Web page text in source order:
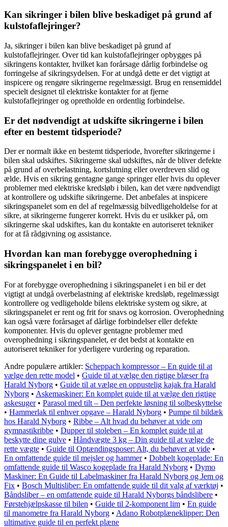
Kan sikringer i bilen blive beskadiget på grund af
kulstofaflejringer?
Ja, sikringer i bilen kan blive beskadiget på grund af
kulstofaflejringer. Over tid kan kulstofaflejringer opbygges på
sikringens kontakter, hvilket kan forårsage dårlig forbindelse og
forringelse af sikringsydelsen. For at undgå dette er det vigtigt at
inspicere og rengøre sikringerne regelmæssigt. Brug en rensemiddel
specielt designet til elektriske kontakter for at fjerne
kulstofaflejringer og opretholde en ordentlig forbindelse.
Er det nødvendigt at udskifte sikringerne i bilen
efter en bestemt tidsperiode?
Der er normalt ikke en bestemt tidsperiode, hvorefter sikringerne i
bilen skal udskiftes. Sikringerne skal udskiftes, når de bliver defekte
på grund af overbelastning, kortslutning eller overdreven slid og
ælde. Hvis en sikring gentagne gange springer eller hvis du oplever
problemer med elektriske kredsløb i bilen, kan det være nødvendigt
at kontrollere og udskifte sikringerne. Det anbefales at inspicere
sikringspanelet som en del af regelmæssig bilvedligeholdelse for at
sikre, at sikringerne fungerer korrekt. Hvis du er usikker på, om
sikringerne skal udskiftes, kan du kontakte en autoriseret tekniker
for at få rådgivning og assistance.
Hvordan kan man forebygge overophedning i
sikringspanelet i en bil?
For at forebygge overophedning i sikringspanelet i en bil er det
vigtigt at undgå overbelastning af elektriske kredsløb, regelmæssigt
kontrollere og vedligeholde bilens elektriske system og sikre, at
sikringspanelet er rent og frit for snavs og korrosion. Overophedning
kan også være forårsaget af dårlige forbindelser eller defekte
komponenter. Hvis du oplever gentagne problemer med
overophedning i sikringspanelet, er det bedst at kontakte en
autoriseret tekniker for yderligere vurdering og reparation.
Andre populære artikler: Scheppach kompressor – En guide til at
vælge den rette model • Guide til at vælge den rigtige blæser fra
Harald Nyborg • Guide til at vælge en oppustelig kajak fra Harald
Nyborg • Askemaskiner: En komplet guide til at vælge den rigtige
askesuger• Parasol med tilt – Den perfekte løsning til solbeskyttelse
• Hammerlak til enhver opgave – Harald Nyborg • Pumpe til bildæk
hos Harald Nyborg • Ribbe – Alt hvad du behøver at vide om
gymnastikribbe • Dupper til stoleben – En komplet guide til at
beskytte dine gulve • Håndvægte 3 kg – Din guide til at vælge de
rette vægte • Guide til Optændingsposer: Alt, du behøver at vide •
En omfattende guide til mejsler og hammer• Dobbelt kogeplade: En
omfattende guide til Wasco kogeplade fra Harald Nyborg • Dymo
Maskiner: En Guide til Labelmaskiner fra Harald Nyborg og Jem og
Fix • Bosch Multisliber: En omfattende guide til dit valg af værktøj •
Båndsliber – en omfattende guide til Harald Nyborgs båndslibere •
Førstehjælpskasse til bilen • Guide til 2-komponent lim • En guide
til manometre fra Harald Nyborg • Adano Robotplæneklipper: Den
ultimative guide til en perfekt plæne